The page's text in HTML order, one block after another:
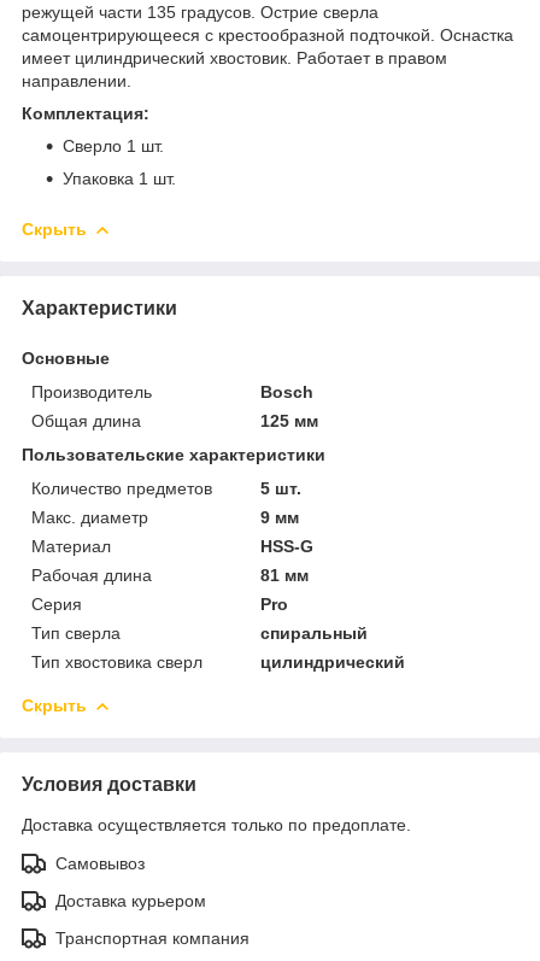
режущей части 135 градусов. Острие сверла
самоцентрирующееся с крестообразной подточкой. Оснастка
имеет цилиндрический хвостовик. Работает в правом
направлении.
Комплектация:
Сверло 1 шт.
Упаковка 1 шт.
Скрыть
Характеристики
Основные
Производитель
Bosch
Общая длина
125 мм
Пользовательские характеристики
Количество предметов
5 шт.
Макс. диаметр
9 мм
Материал
HSS-G
Рабочая длина
81 мм
Серия
Pro
Тип сверла
спиральный
Тип хвостовика сверл
цилиндрический
Скрыть
Условия доставки
Доставка осуществляется только по предоплате.
Самовывоз
Доставка курьером
Транспортная компания